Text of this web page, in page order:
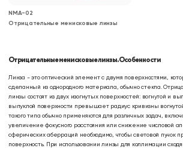
NMA-02
Отрицательные менисковые линзы
Отрицательные менисковые линзы. Особенности
Линза - это оптический элемент с двумя поверхностями,
сделанный из однородного материала, обычно стекла.
линзы состоят из двух изогнутых поверхностей: вогнутой и
выпуклой поверхности превышает радиус кривизны
такого типа обычно применяются для различных задач,
увеличение фокусного расстояния или снижение числовой
сферических аберраций необходимо, чтобы световой пучок
поверхность. При использовании линзы для коллимации